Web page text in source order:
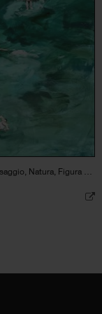
Natura, Figura umana